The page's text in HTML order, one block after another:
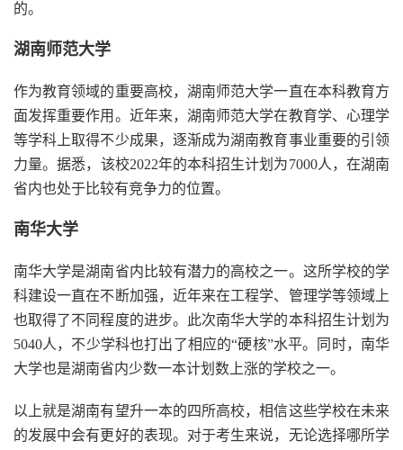
的。
湖南师范大学
作为教育领域的重要高校，湖南师范大学一直在本科教育方
面发挥重要作用。近年来，湖南师范大学在教育学、心理学
等学科上取得不少成果，逐渐成为湖南教育事业重要的引领
力量。据悉，该校2022年的本科招生计划为7000人，在湖南
省内也处于比较有竞争力的位置。
南华大学
南华大学是湖南省内比较有潜力的高校之一。这所学校的学
科建设一直在不断加强，近年来在工程学、管理学等领域上
也取得了不同程度的进步。此次南华大学的本科招生计划为
5040人，不少学科也打出了相应的“硬核”水平。同时，南华
大学也是湖南省内少数一本计划数上涨的学校之一。
以上就是湖南有望升一本的四所高校，相信这些学校在未来
的发展中会有更好的表现。对于考生来说，无论选择哪所学